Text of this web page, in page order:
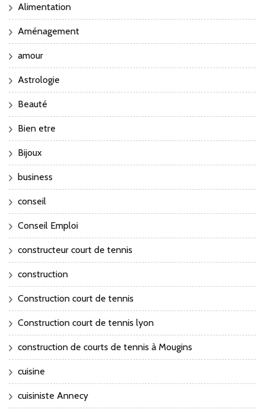
Alimentation
Aménagement
amour
Astrologie
Beauté
Bien etre
Bijoux
business
conseil
Conseil Emploi
constructeur court de tennis
construction
Construction court de tennis
Construction court de tennis lyon
construction de courts de tennis à Mougins
cuisine
cuisiniste Annecy